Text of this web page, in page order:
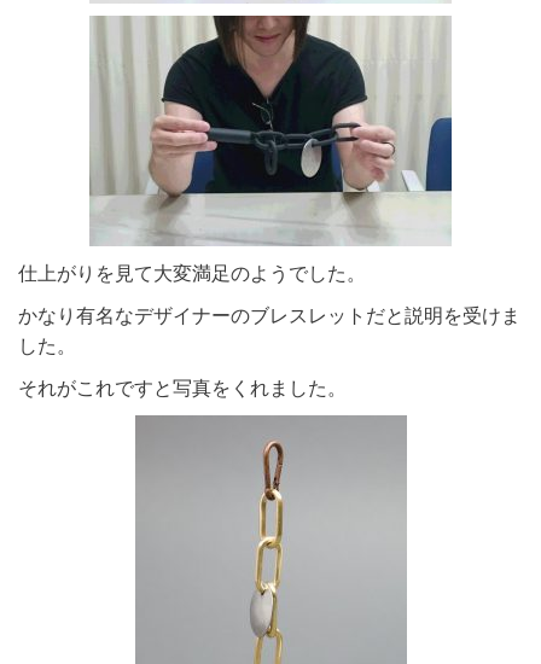
仕上がりを見て大変満足のようでした。
かなり有名なデザイナーのブレスレットだと説明を受けま
した。
それがこれですと写真をくれました。